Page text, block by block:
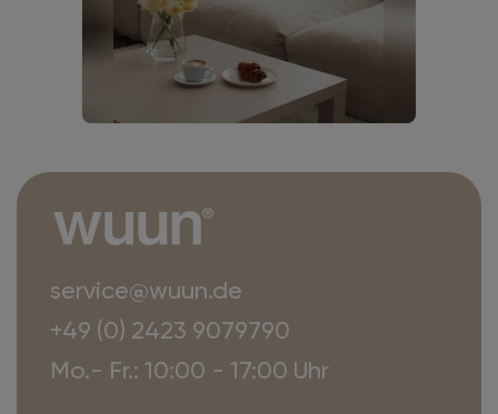
service@wuun.de
+49 (0) 2423 9079790
Mo.- Fr.: 10:00 - 17:00 Uhr